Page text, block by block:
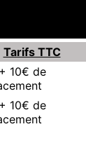
Tarifs TTC
10€ de
10€ de